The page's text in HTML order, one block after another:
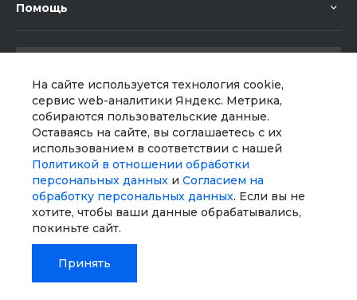
На сайте используется технология cookie,
сервис web-аналитики Яндекс. Метрика,
собираются пользовательские данные.
Оставаясь на сайте, вы соглашаетесь с их
использованием в соответствии с нашей
Политикой в отношении обработки
персональных данных и Согласием на
обработку персональных данных. Если вы не
хотите, чтобы ваши данные обрабатывались,
покиньте сайт.
Принять
Помощь
Мы в соц. сетях
© 2026 Universe, Все права защищены